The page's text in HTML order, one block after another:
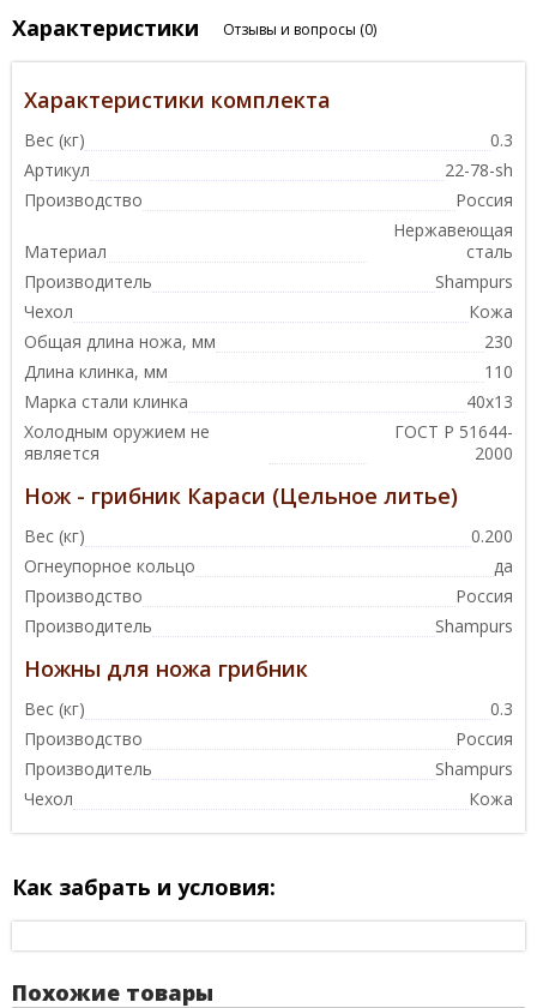
Характеристики Отзывы и вопросы (0)
Характеристики комплекта
Вес (кг)
0.3
Артикул
22-78-sh
Производство
Россия
Материал
Нержавеющая
сталь
Производитель
Shampurs
Чехол
Кожа
Общая длина ножа, мм
230
Длина клинка, мм
110
Марка стали клинка
40х13
Холодным оружием не
является
ГОСТ Р 51644-
2000
Нож - грибник Караси (Цельное литье)
Вес (кг)
0.200
Огнеупорное кольцо
да
Производство
Россия
Производитель
Shampurs
Ножны для ножа грибник
Вес (кг)
0.3
Производство
Россия
Производитель
Shampurs
Чехол
Кожа
Как забрать и условия:
Похожие товары